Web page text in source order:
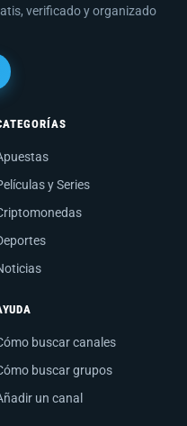
verificado y organizado
y Series
buscar canales
buscar grupos
un canal